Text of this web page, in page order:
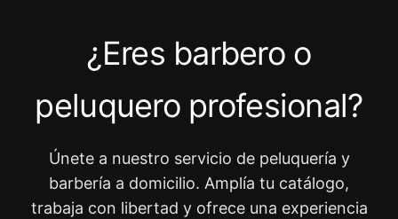
¿Eres barbero o
peluquero profesional?
Únete a nuestro servicio de peluquería y
barbería a domicilio. Amplía tu catálogo,
trabaja con libertad y ofrece una experiencia